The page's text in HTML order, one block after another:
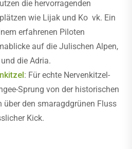
die hervorragenden
wie Lijak und Ko vk. Ein
erfahrenen Piloten
auf die Julischen Alpen,
die Adria.
: Für echte Nervenkitzel-
Sprung von der historischen
über den smaragdgrünen Fluss
Kick.